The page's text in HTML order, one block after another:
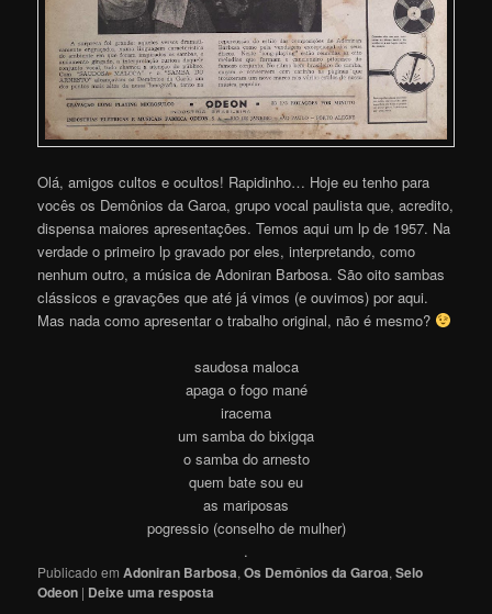
Olá, amigos cultos e ocultos! Rapidinho… Hoje eu tenho para
vocês os Demônios da Garoa, grupo vocal paulista que, acredito,
dispensa maiores apresentações. Temos aqui um lp de 1957. Na
verdade o primeiro lp gravado por eles, interpretando, como
nenhum outro, a música de Adoniran Barbosa. São oito sambas
clássicos e gravações que até já vimos (e ouvimos) por aqui.
Mas nada como apresentar o trabalho original, não é mesmo?
saudosa maloca
apaga o fogo mané
iracema
um samba do bixigqa
o samba do arnesto
quem bate sou eu
as mariposas
pogressio (conselho de mulher)
.
Publicado em Adoniran Barbosa,Os Demônios da Garoa,Selo
Odeon | Deixe uma resposta